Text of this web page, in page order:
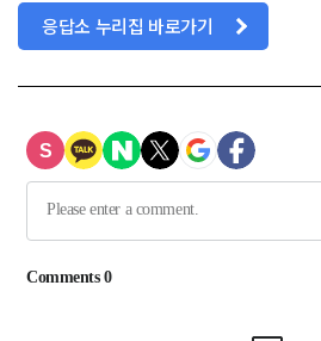
응답소 누리집 바로가기